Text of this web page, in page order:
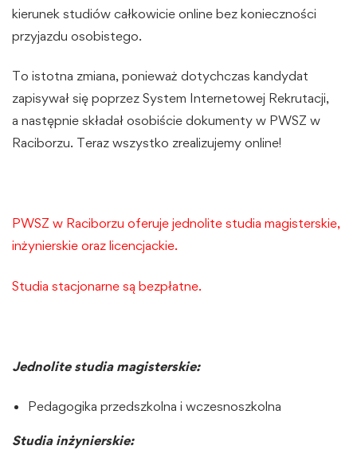
kierunek studiów całkowicie online bez konieczności
przyjazdu osobistego.
To istotna zmiana, ponieważ dotychczas kandydat
zapisywał się poprzez System Internetowej Rekrutacji,
a następnie składał osobiście dokumenty w PWSZ w
Raciborzu. Teraz wszystko zrealizujemy online!
PWSZ w Raciborzu oferuje jednolite studia magisterskie,
inżynierskie oraz licencjackie.
Studia stacjonarne są bezpłatne.
Jednolite studia magisterskie:
Pedagogika przedszkolna i wczesnoszkolna
Studia inżynierskie: